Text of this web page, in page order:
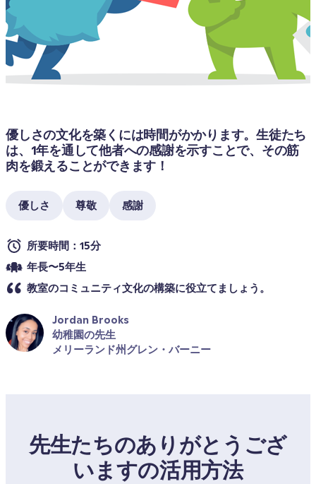
優しさの文化を築くには時間がかかります。生徒たち
は、1年を通して他者への感謝を示すことで、その筋
肉を鍛えることができます！
優しさ 尊敬 感謝
所要時間：15分
年長〜5年生
教室のコミュニティ文化の構築に役立てましょう。
Jordan Brooks
幼稚園の先生
メリーランド州グレン・バーニー
先生たちのありがとうござ
いますの活用方法